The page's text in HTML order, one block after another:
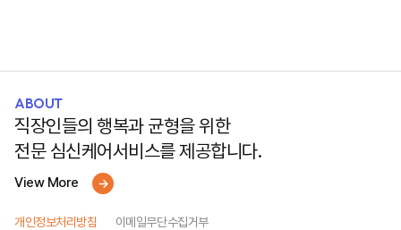
ABOUT
직장인들의 행복과 균형을 위한
전문 심신케어서비스를 제공합니다.
View More
개인정보처리방침 이메일무단수집거부